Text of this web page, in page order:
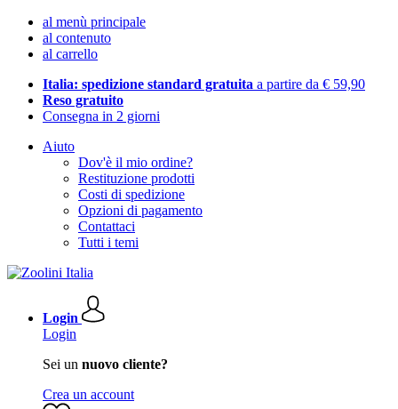
al menù principale
al contenuto
al carrello
Italia: spedizione standard gratuita a partire da € 59,90
Reso gratuito
Consegna in 2 giorni
Aiuto
Dov'è il mio ordine?
Restituzione prodotti
Costi di spedizione
Opzioni di pagamento
Contattaci
Tutti i temi
Login
Login
Sei un nuovo cliente?
Crea un account